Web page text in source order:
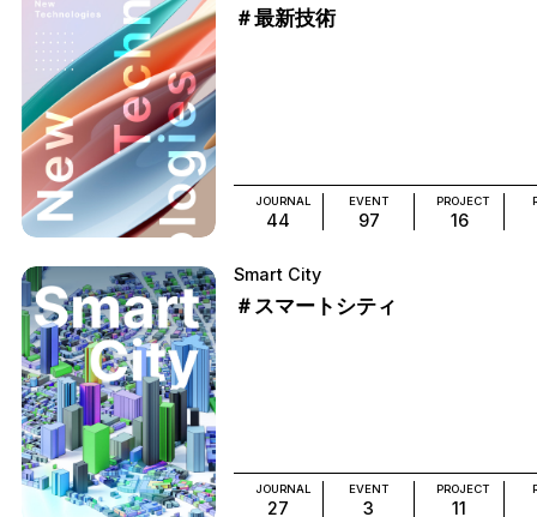
＃最新技術
JOURNAL
44
EVENT
97
PROJECT
16
Smart City
＃スマートシティ
JOURNAL
27
EVENT
3
PROJECT
11